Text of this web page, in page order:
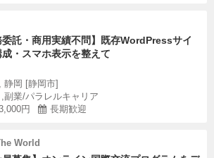
委託・商用実績不問】既存WordPressサイ
成・スマホ表示を整えて
静岡 [静岡市]
副業/パラレルキャリア
円
長期歓迎
World